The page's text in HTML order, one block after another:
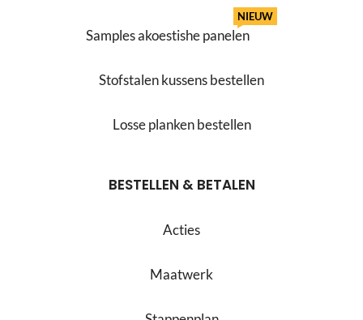
Samples akoestishe panelen
NIEUW
Stofstalen kussens bestellen
Losse planken bestellen
BESTELLEN & BETALEN
Acties
Maatwerk